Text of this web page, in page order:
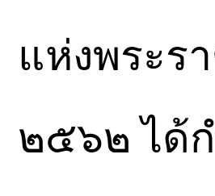
แห่งพระ
๒๕๖๒ ได้